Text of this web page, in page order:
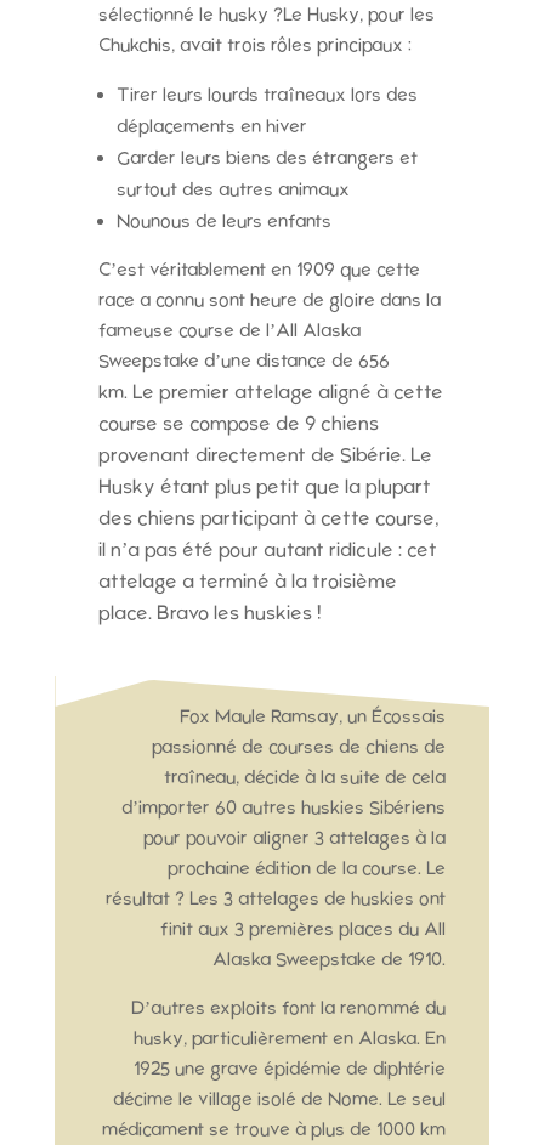
sélectionné le husky ?Le Husky, pour les
Chukchis, avait trois rôles principaux :
Tirer leurs lourds traîneaux lors des
déplacements en hiver
Garder leurs biens des étrangers et
surtout des autres animaux
Nounous de leurs enfants
C’est véritablement en 1909 que cette
race a connu sont heure de gloire dans la
fameuse course de l’All Alaska
Sweepstake d’une distance de 656
km. Le premier attelage aligné à cette
course se compose de 9 chiens
provenant directement de Sibérie. Le
Husky étant plus petit que la plupart
des chiens participant à cette course,
il n’a pas été pour autant ridicule : cet
attelage a terminé à la troisième
place. Bravo les huskies !
Fox Maule Ramsay, un Écossais
passionné de courses de chiens de
traîneau, décide à la suite de cela
d’importer 60 autres huskies Sibériens
pour pouvoir aligner 3 attelages à la
prochaine édition de la course. Le
résultat ? Les 3 attelages de huskies ont
finit aux 3 premières places du All
Alaska Sweepstake de 1910.
D’autres exploits font la renommé du
husky, particulièrement en Alaska. En
1925 une grave épidémie de diphtérie
décime le village isolé de Nome. Le seul
médicament se trouve à plus de 1000 km